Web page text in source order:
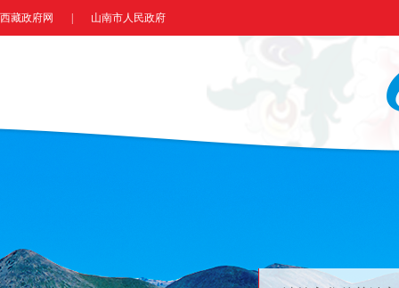
西藏政府网 山南市人民政府